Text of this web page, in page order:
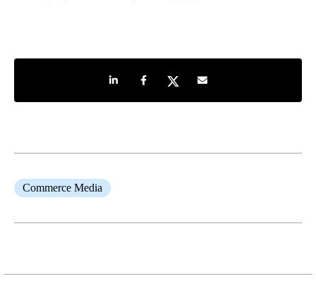
Share on LinkedIn
Share on Facebook
Share on TwitterShare by e-mail
Commerce Media